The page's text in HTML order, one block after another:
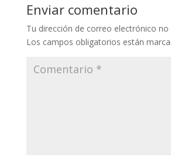
Enviar comentario
Tu dirección de correo electrónico no
Los campos obligatorios están